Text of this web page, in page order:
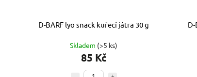
D-BARF lyo snack kuřecí játra 30 g
Skladem (>5 ks)
85 Kč